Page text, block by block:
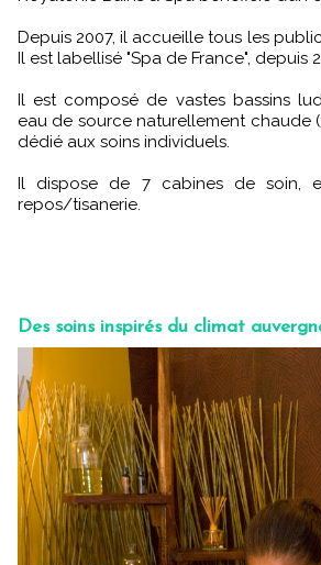
Depuis 2007, il accueille tous les
Il est labellisé "Spa de France", depuis
Il est composé de vastes bassins
eau de source naturellement chaude
dédié aux soins individuels.
Il dispose de 7 cabines de soin,
repos/tisanerie.
Des soins inspirés du climat